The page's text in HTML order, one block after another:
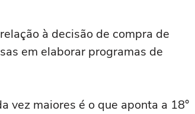
à decisão de compra de
em elaborar programas de
vez maiores é o que aponta a 18°